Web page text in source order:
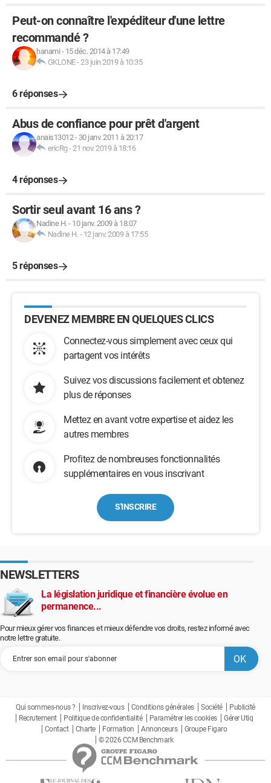
Peut-on connaître l'expéditeur d'une lettre
recommandé ?
hanami - 15 déc. 2014 à 17:49
GKLONE-23 juin 2019 à 10:35
6 réponses
Abus de confiance pour prêt d'argent
anais13012- 30 janv. 2011 à 20:17
ericRg-21 nov. 2019 à 18:16
4 réponses
Sortir seul avant 16 ans ?
Nadine H.- 10 janv. 2009 à 18:07
Nadine H. - 12 janv. 2009 à 17:55
5 réponses
DEVENEZ MEMBRE EN QUELQUES CLICS
Connectez-vous simplement avec ceux qui
partagent vos intérêts
Suivez vos discussions facilement et obtenez
plus de réponses
Mettez en avant votre expertise et aidez les
autres membres
Profitez de nombreuses fonctionnalités
supplémentaires en vous inscrivant
S'INSCRIRE
NEWSLETTERS
La législation juridique et financière évolue en
permanence...
Pour mieux gérer vos finances et mieux défendre vos droits, restez informé avec
notre lettre gratuite.
Qui sommes-nous ? Inscrivez-vous Conditions générales Société
Publicité
Recrutement
Politique de confidentialité Paramétrer les cookies
Gérer Utiq
Contact
Charte Formation Annonceurs
Groupe Figaro
© 2026 CCM Benchmark